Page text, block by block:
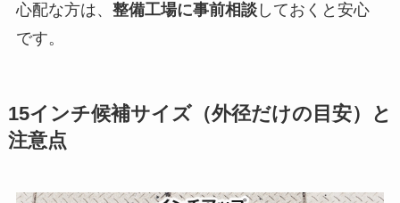
心配な方は、 整備工場に事前相談しておくと安心
です。
15インチ候補サイズ（外径だけの目安）と
注意点